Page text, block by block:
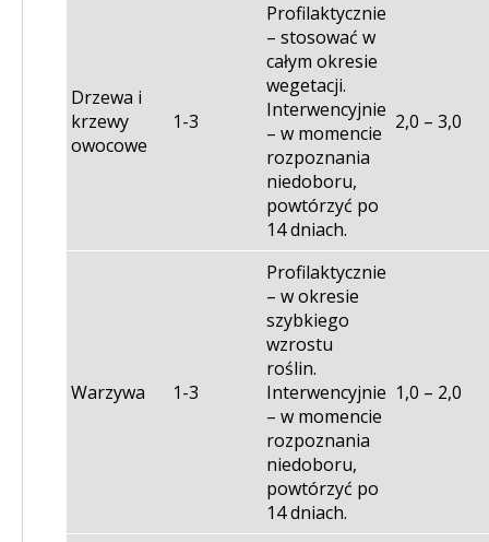
Drzewa i
krzewy
owocowe
1-3
Profilaktycznie
– stosować w
całym okresie
wegetacji.
Interwencyjnie
– w momencie
rozpoznania
niedoboru,
powtórzyć po
14 dniach.
2,0 – 3,0
Warzywa 1-3
Profilaktycznie
– w okresie
szybkiego
wzrostu
roślin.
Interwencyjnie
– w momencie
rozpoznania
niedoboru,
powtórzyć po
14 dniach.
1,0 – 2,0